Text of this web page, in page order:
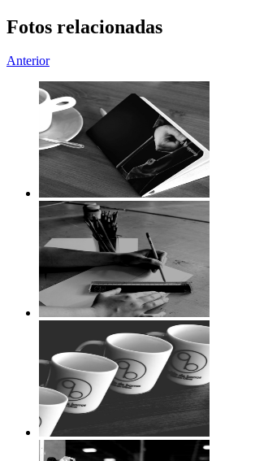
Fotos relacionadas
Anterior